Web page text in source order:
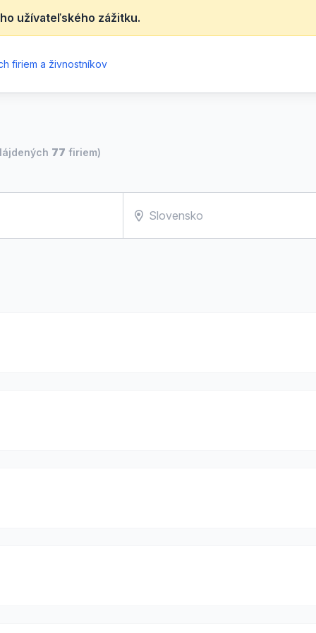
užívateľského zážitku.
firiem a živnostníkov
77 firiem)